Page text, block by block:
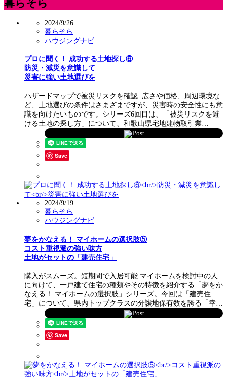
暮らそら
2024/9/26
暮らそら
ハウジングナビ
プロに聞く！ 成功する土地探し⑥
防災・減災を意識して
災害に強い土地選びを
ハザードマップで被災リスクを確認 広さや価格、周辺環境な
ど、土地選びの条件はさまざまですが、災害時の安全性にも意
識を向けたいものです。シリーズ6回目は、「被災リスクを避
ける土地の探し方」について、和歌山県宅地建物取引業…
Post
Save
2024/9/19
暮らそら
ハウジングナビ
夢をかなえる！ マイホームの選択肢⑤
コスト重視派の強い味方
土地がセットの「建売住宅」
購入がスムーズ。短期間で入居可能 マイホームを検討中の人
に向けて、一戸建て住宅の種類やその特徴を紹介する「夢をか
なえる！ マイホームの選択肢」シリーズ。今回は「建売住
宅」について、県内トップクラスの分譲地保有数を誇る「幸…
Post
Save